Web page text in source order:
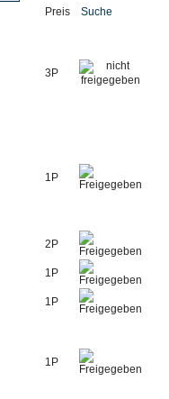
Preis Suche
3P
1P
2P
1P
1P
1P